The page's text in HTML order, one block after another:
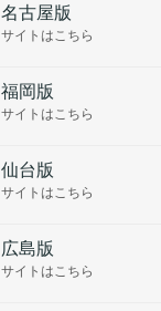
名古屋版
サイトはこちら
福岡版
サイトはこちら
仙台版
サイトはこちら
広島版
サイトはこちら